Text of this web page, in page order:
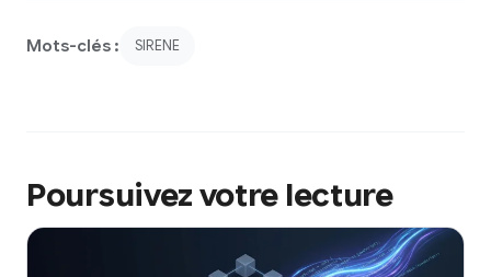
Mots-clés : SIRENE
Poursuivez votre lecture